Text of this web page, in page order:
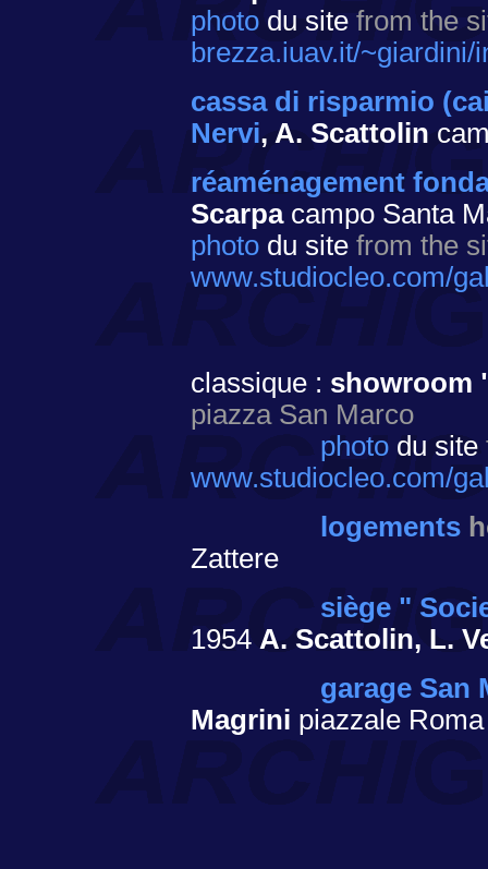
photo du site from the
brezza.iuav.it/
cassa di risparmio
Nervi, A. Scattolin
réaménagement
Scarpacampo Santa
photo du site from the
www.studiocleo.com/
classique : showroom
piazza San Marco
photo du site
www.studiocleo.com/
logements
Zattere
siège "
1954 A. Scattolin, L.
garage San
Magrini piazzale Roma